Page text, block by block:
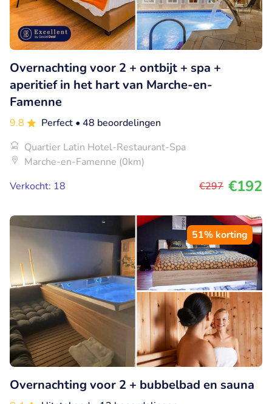
Overnachting voor 2 + ontbijt + spa +
aperitief in het hart van Marche-en-
Famenne
9.8 Perfect • 48 beoordelingen
Quartier Latin Hotel-Restaurant-Spa
Marche-en-Famenne (0km)
Verkocht: 18
€297 €192
51% korting
Overnachting voor 2 + bubbelbad en sauna